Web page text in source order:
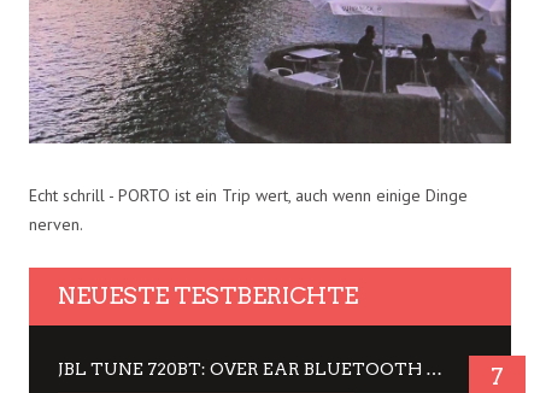
Echt schrill - PORTO ist ein Trip wert, auch wenn einige Dinge
nerven.
NEUESTE TESTBERICHTE
JBL TUNE 720BT: OVER EAR BLUETOOTH KOPFHÖRER UM DIE 50,-€ IM DAUER-TEST 7